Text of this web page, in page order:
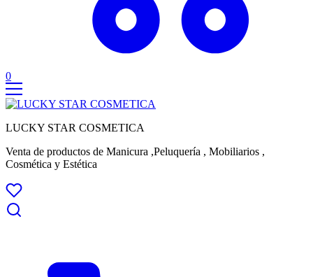
0
LUCKY STAR COSMETICA
Venta de productos de Manicura ,Peluquería , Mobiliarios ,
Cosmética y Estética